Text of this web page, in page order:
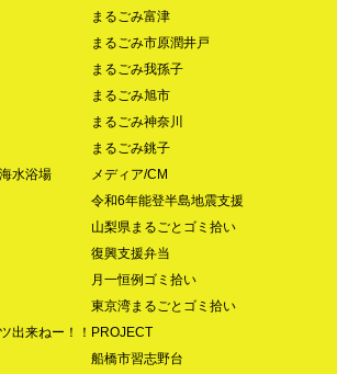
まるごみ富津
まるごみ市原潤井戸
まるごみ我孫子
まるごみ旭市
まるごみ神奈川
まるごみ銚子
水浴場
メディア/CM
令和6年能登半島地震支援
山梨県まるごとゴミ拾い
復興支援弁当
月一恒例ゴミ拾い
東京湾まるごとゴミ拾い
出来ねー！！PROJECT
船橋市習志野台